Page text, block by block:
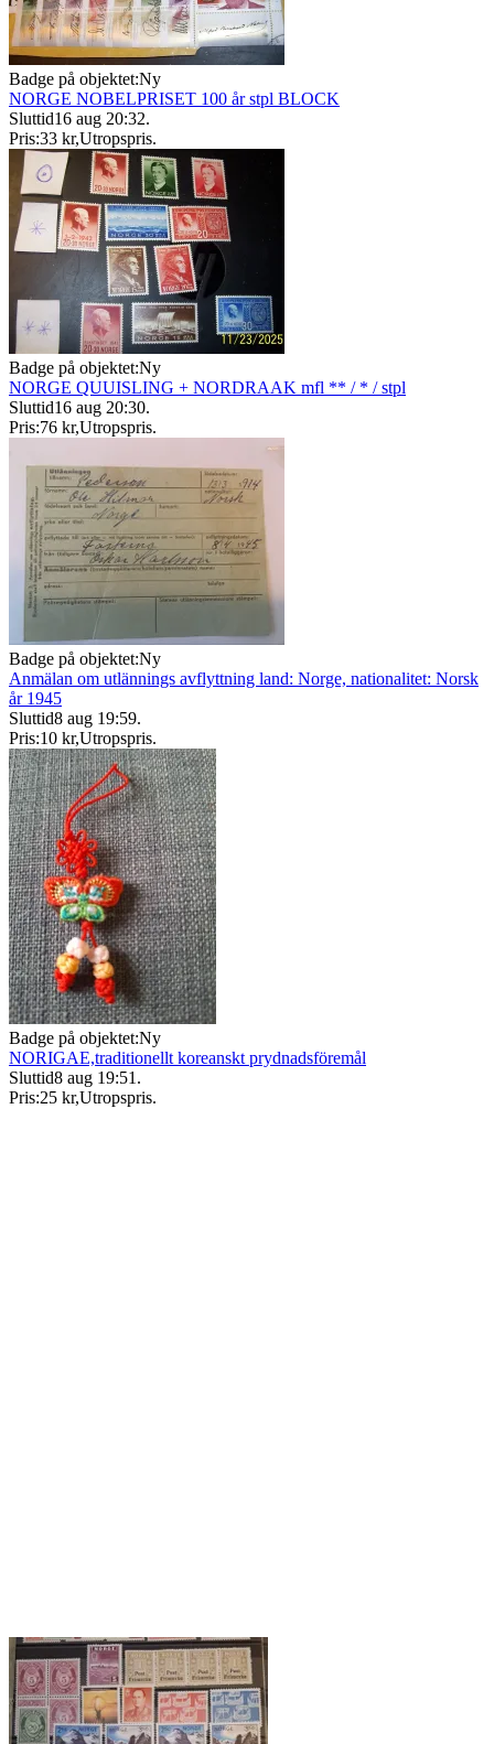
Badge på objektet:Ny
NORGE NOBELPRISET 100 år stpl BLOCK
Sluttid16 aug 20:32.
Pris:33 kr,Utropspris.
Badge på objektet:Ny
NORGE QUUISLING + NORDRAAK mfl ** / * / stpl
Sluttid16 aug 20:30.
Pris:76 kr,Utropspris.
Badge på objektet:Ny
Anmälan om utlännings avflyttning land: Norge, nationalitet: Norsk
år 1945
Sluttid8 aug 19:59.
Pris:10 kr,Utropspris.
Badge på objektet:Ny
NORIGAE,traditionellt koreanskt prydnadsföremål
Sluttid8 aug 19:51 .
Pris:25 kr,Utropspris.